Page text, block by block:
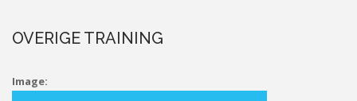
OVERIGE TRAINING
Image: